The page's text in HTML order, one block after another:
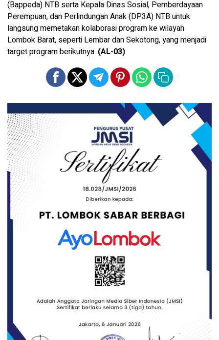
(Bappeda) NTB serta Kepala Dinas Sosial, Pemberdayaan
Perempuan, dan Perlindungan Anak (DP3A) NTB untuk
langsung memetakan kolaborasi program ke wilayah
Lombok Barat, seperti Lembar dan Sekotong, yang menjadi
target program berikutnya. (AL-03)